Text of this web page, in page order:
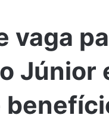
vaga
Júnior